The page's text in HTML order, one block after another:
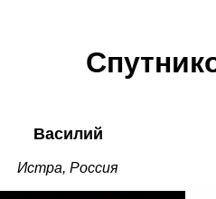
Василий
Истра, Россия